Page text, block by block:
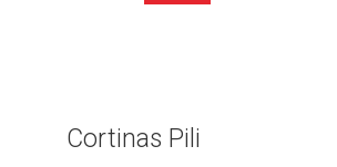
Cortinas Pili